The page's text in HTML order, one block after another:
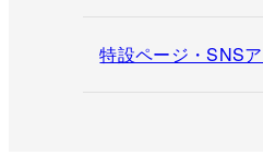
特設ページ・SNS